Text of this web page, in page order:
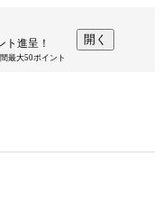
ト進呈！
最大50ポイント
開く